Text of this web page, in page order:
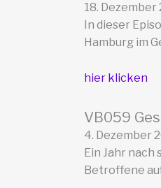
18. Dezember
In dieser
Hamburg im
hier klicken
VB059
4. Dezember
Ein Jahr
Betroffene